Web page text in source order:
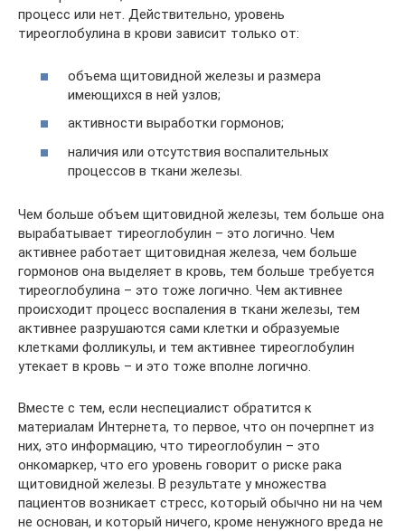
процесс или нет. Действительно, уровень
тиреоглобулина в крови зависит только от:
объема щитовидной железы и размера
имеющихся в ней узлов;
активности выработки гормонов;
наличия или отсутствия воспалительных
процессов в ткани железы.
Чем больше объем щитовидной железы, тем больше она
вырабатывает тиреоглобулин – это логично. Чем
активнее работает щитовидная железа, чем больше
гормонов она выделяет в кровь, тем больше требуется
тиреоглобулина – это тоже логично. Чем активнее
происходит процесс воспаления в ткани железы, тем
активнее разрушаются сами клетки и образуемые
клетками фолликулы, и тем активнее тиреоглобулин
утекает в кровь – и это тоже вполне логично.
Вместе с тем, если неспециалист обратится к
материалам Интернета, то первое, что он почерпнет из
них, это информацию, что тиреоглобулин – это
онкомаркер, что его уровень говорит о риске рака
щитовидной железы. В результате у множества
пациентов возникает стресс, который обычно ни на чем
не основан, и который ничего, кроме ненужного вреда не